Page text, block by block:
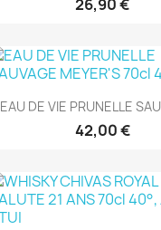
26,90 €
EAU DE VIE PRUNELLE
42,00 €